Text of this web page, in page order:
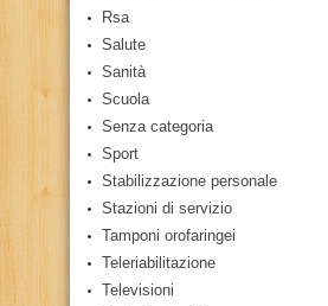
Rsa
Salute
Sanità
Scuola
Senza categoria
Sport
Stabilizzazione personale
Stazioni di servizio
Tamponi orofaringei
Teleriabilitazione
Televisioni